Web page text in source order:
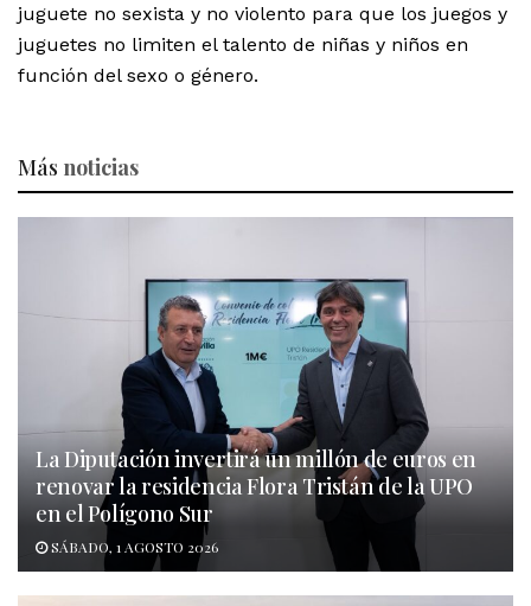
juguete no sexista y no violento para que los juegos y
juguetes no limiten el talento de niñas y niños en
función del sexo o género.
Más noticias
La Diputación invertirá un millón de euros en
renovar la residencia Flora Tristán de la UPO
en el Polígono Sur
SÁBADO, 1 AGOSTO 2026